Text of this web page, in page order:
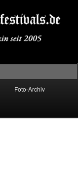
Foto-Archiv